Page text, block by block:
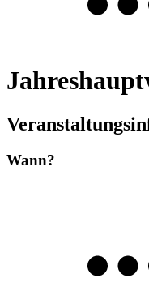
Wann?